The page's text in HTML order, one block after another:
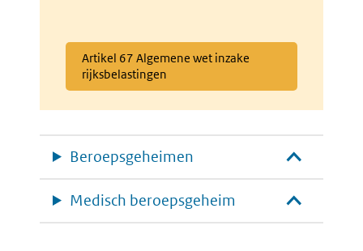
Externe
link:
Artikel 67 Algemene wet inzake
rijksbelastingen
Beroepsgeheimen
Medisch beroepsgeheim